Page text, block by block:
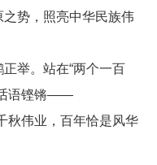
势，照亮中华民族伟
举。站在“两个一百
话语铿锵——
伟业，百年恰是风华